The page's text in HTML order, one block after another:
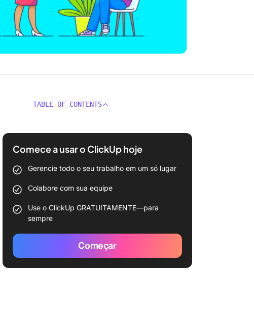
TABLE OF CONTENTS
Comece a usar o ClickUp hoje
Gerencie todo o seu trabalho em um só lugar
Colabore com sua equipe
Use o ClickUp GRATUITAMENTE—para
sempre
Começar